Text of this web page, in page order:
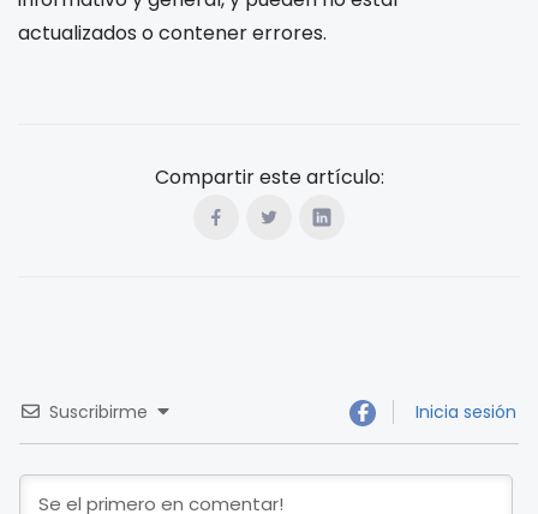
actualizados o contener errores.
Compartir este artículo:
Suscribirme Inicia sesión